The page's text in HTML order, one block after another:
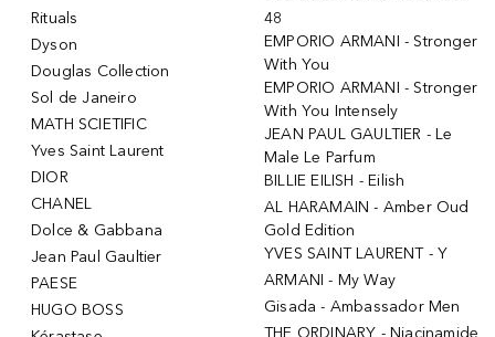
Rituals
Dyson
Douglas Collection
Sol de Janeiro
MATH SCIETIFIC
Yves Saint Laurent
DIOR
CHANEL
Dolce & Gabbana
Jean Paul Gaultier
PAESE
HUGO BOSS
48
EMPORIO ARMANI - Stronger
With You
EMPORIO ARMANI - Stronger
With You Intensely
JEAN PAUL GAULTIER - Le
Male Le Parfum
BILLIE EILISH - Eilish
AL HARAMAIN - Amber Oud
Gold Edition
YVES SAINT LAURENT - Y
ARMANI - My Way
Gisada - Ambassador Men